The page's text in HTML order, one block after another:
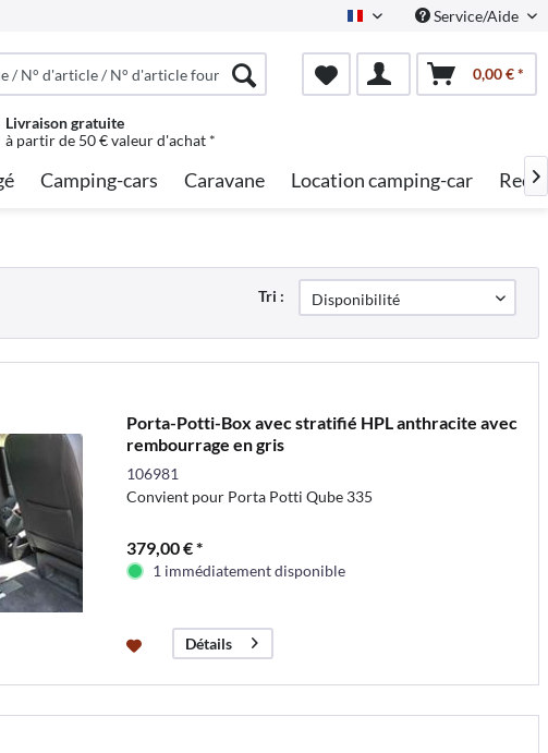
French Service/Aide
0,00 € *
Livraison gratuite
à partir de 50 € valeur d'achat *
Camping-cars Caravane Location camping-car 
Tri :
Porta-Potti-Box avec stratifié HPL anthracite avec
rembourrage en gris
106981
Convient pour Porta Potti Qube 335
379,00 € *
1 immédiatement disponible
Détails